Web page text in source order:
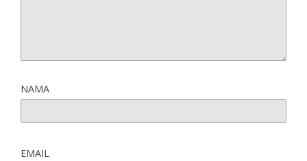
NAMA
EMAIL